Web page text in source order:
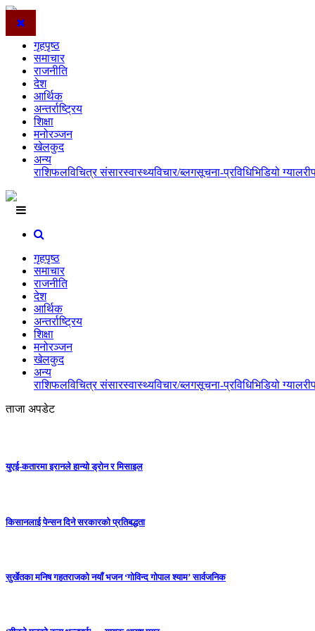
गृहपृष्ठ
समाचार
राजनीति
देश
आर्थिक
अन्तर्राष्ट्रिय
शिक्षा
मनोरञ्जन
खेलकुद
अन्य
राशिफलविचित्र संसारस्वास्थ्यविचार/ब्लगसूचना-प्रविधिभिडियो ग्यालरी
गृहपृष्ठ
समाचार
राजनीति
देश
आर्थिक
अन्तर्राष्ट्रिय
शिक्षा
मनोरञ्जन
खेलकुद
अन्य
राशिफलविचित्र संसारस्वास्थ्यविचार/ब्लगसूचना-प्रविधिभिडियो ग्यालरी
ताजा अपडेट
युएई-कतारमा इरानले हान्यो ड्रोन र मिसाइल
किसानलाई पेन्सन दिने सरकारको प्रतिबद्धता
सुर्खेतका मनिष गहतराजको नयाँ भजन ‘गोविन्द गोपाल श्याम’ सार्वजनिक